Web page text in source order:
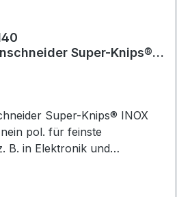
Super-Knips®
Super-Knips® INOX
pol. für feinste
B. in Elektronik und